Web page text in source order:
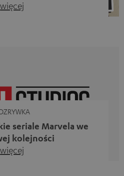
więcej
siebie. Muzyka ma przecież o
seriale Marvela we
kolejności
więcej